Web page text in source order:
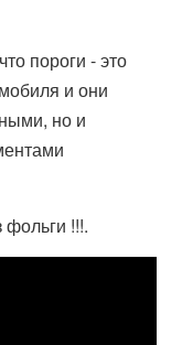
пороги - это
и они
но и
!!!.